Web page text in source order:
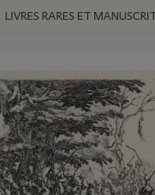
LIVRES RARES ET